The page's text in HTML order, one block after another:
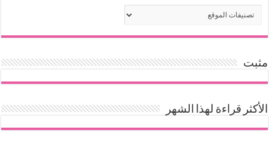
مثبت
الأكثر قراءة لهذا الشهر